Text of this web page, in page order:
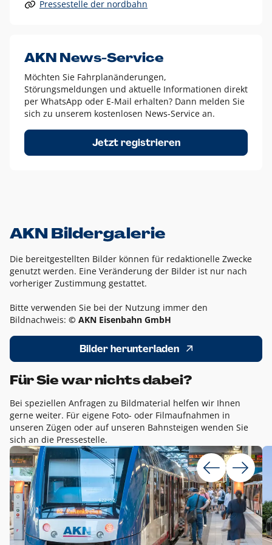
Alle anderen Logo-Varianten dürfen nur in Ausnahmefällen
Diese Ausnahmen sind zum Beispiel:
dem AKN Blau,
weißes Logo auf Fotohintergründen,
schwarzes Logo für reine Schwarz-Weiß-Umsetzungen
Um das Logo herum muss ein Schutzraum von jeweils einer
Höhe bzw. Breite des N aus AKN in alle Richtungen
Pressestelle der nordbahn
AKN News-Service
Möchten Sie Fahrplanänderungen,
Störungsmeldungen und aktuelle Informationen direkt
per WhatsApp oder E-Mail erhalten? Dann melden Sie
sich zu unserem kostenlosen News-Service an.
Jetzt registrieren
AKN Bildergalerie
Die bereitgestellten Bilder können für redaktionelle Zwecke
genutzt werden. Eine Veränderung der Bilder ist nur nach
vorheriger Zustimmung gestattet.
Bitte verwenden Sie bei der Nutzung immer den
Bildnachweis: © AKN Eisenbahn GmbH
Bilder herunterladen
Für Sie war nichts dabei?
Bei speziellen Anfragen zu Bildmaterial helfen wir Ihnen
gerne weiter. Für eigene Foto- oder Filmaufnahmen in
unseren Zügen oder auf unseren Bahnsteigen wenden Sie
sich an die Pressestelle.